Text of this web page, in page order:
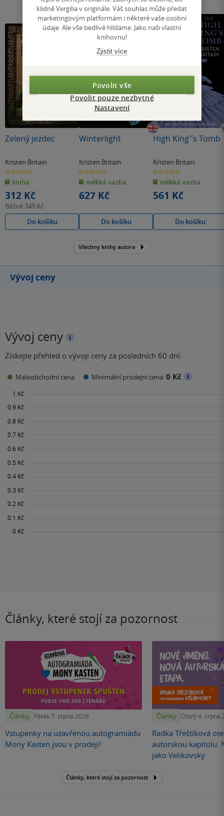
Zelený jezdec
Kristen Britain
0.0
z
5
hvězdiček
kniha
312 Kč
Běžně 349 Kč
Do košíku
Winterlight
Kristen Britain
0.0
z
5
hvězdiček
měkká vazba
627 Kč
Do košíku
High King''s Tomb
Kristen Britain
0.0
z
5
hvězdiček
měkká vazba
561 Kč
Do košíku
Všechny knihy autora
Vývoj ceny
Vývoj ceny
Získejte přehled o vývoji ceny za posledních 60 dní.
Maloobchodní cena Minimální prodejní cena:0 Kč
Články, které stojí za pozornost
Články Pátek 7. srpna 2026
Vstupenky na uzavřenou autogramiádu
Mony Kasten jsou v prodeji!
Články Úterý 4. srpna
Radka Třeštíková
autorskou kapitolu.
jako Velikovsky
Články, které stojí za pozornost
klidně Vergilia v originále. Váš souhlas může předat
marketingovým platformám i některé vaše osobní
údaje. Ale vše bedlivě hlídáme. Jako naši vlastní
knihovnu!
Zjistit více
Povolit vše
Povolit pouze nezbytné
Nastavení